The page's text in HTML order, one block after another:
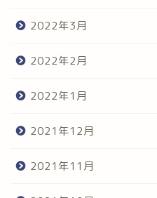
2022年3月
2022年2月
2022年1月
2021年12月
2021年11月